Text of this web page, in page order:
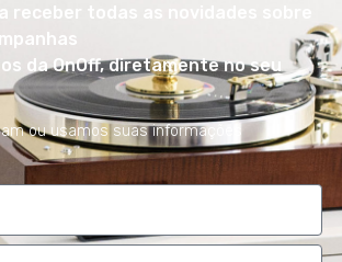
receber todas as novidades sobre
da OnOff, diretamente no seu
ou usamos suas informações